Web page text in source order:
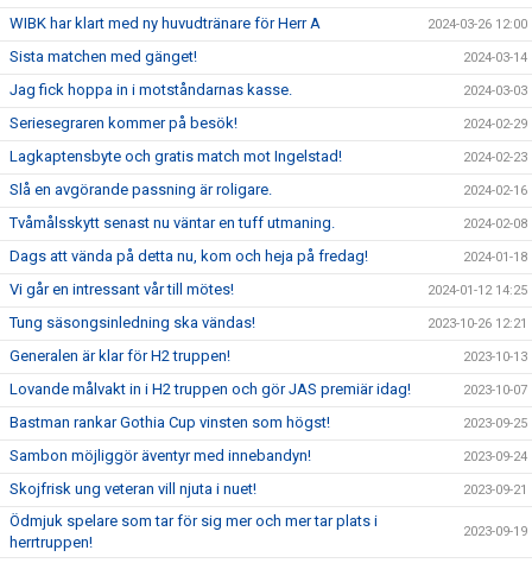
WIBK har klart med ny huvudtränare för Herr A 2024-03-26 12:00
Sista matchen med gänget! 2024-03-14
Jag fick hoppa in i motståndarnas kasse. 2024-03-03
Seriesegraren kommer på besök! 2024-02-29
Lagkaptensbyte och gratis match mot Ingelstad! 2024-02-23
Slå en avgörande passning är roligare. 2024-02-16
Tvåmålsskytt senast nu väntar en tuff utmaning. 2024-02-08
Dags att vända på detta nu, kom och heja på fredag! 2024-01-18
Vi går en intressant vår till mötes! 2024-01-12 14:25
Tung säsongsinledning ska vändas! 2023-10-26 12:21
Generalen är klar för H2 truppen! 2023-10-13
Lovande målvakt in i H2 truppen och gör JAS premiär idag! 2023-10-07
Bastman rankar Gothia Cup vinsten som högst! 2023-09-25
Sambon möjliggör äventyr med innebandyn! 2023-09-24
Skojfrisk ung veteran vill njuta i nuet! 2023-09-21
Ödmjuk spelare som tar för sig mer och mer tar plats i
herrtruppen!
2023-09-19